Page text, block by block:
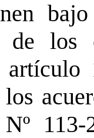
de los
Nº